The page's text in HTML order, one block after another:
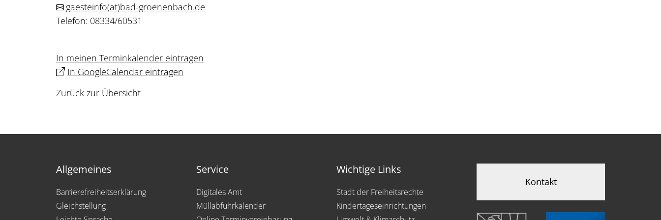
gaesteinfo(at)bad-groenenbach.de
Telefon: 08334/60531
In meinen Terminkalender eintragen
In GoogleCalendar eintragen
Zurück zur Übersicht
Allgemeines
Barrierefreiheitserklärung
Gleichstellung
Service
Digitales Amt
Müllabfuhrkalender
Wichtige Links
Stadt der Freiheitsrechte
Kindertageseinrichtungen
Kontakt